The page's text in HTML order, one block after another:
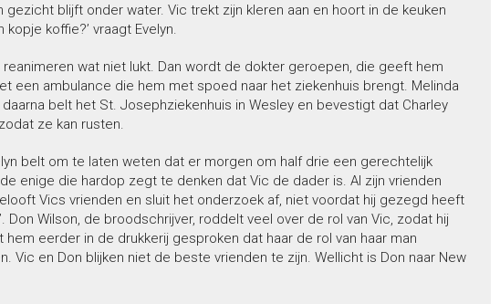
blijft onder water. Vic trekt zijn kleren aan en hoort in de keuken
koffie?’ vraagt Evelyn.
wat niet lukt. Dan wordt de dokter geroepen, die geeft hem
een ambulance die hem met spoed naar het ziekenhuis brengt. Melinda
belt het St. Josephziekenhuis in Wesley en bevestigt dat Charley
ze kan rusten.
belt om te laten weten dat er morgen om half drie een gerechtelijk
enige die hardop zegt te denken dat Vic de dader is. Al zijn vrienden
Vics vrienden en sluit het onderzoek af, niet voordat hij gezegd heeft
Wilson, de broodschrijver, roddelt veel over de rol van Vic, zodat hij
eerder in de drukkerij gesproken dat haar de rol van haar man
Vic en Don blijken niet de beste vrienden te zijn. Wellicht is Don naar New